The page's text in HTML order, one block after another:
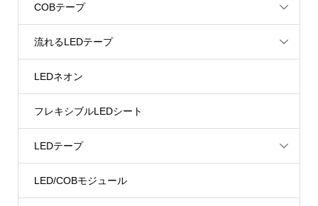
COBテープ
流れるLEDテープ
LEDネオン
フレキシブルLEDシート
LEDテープ
LED/COBモジュール